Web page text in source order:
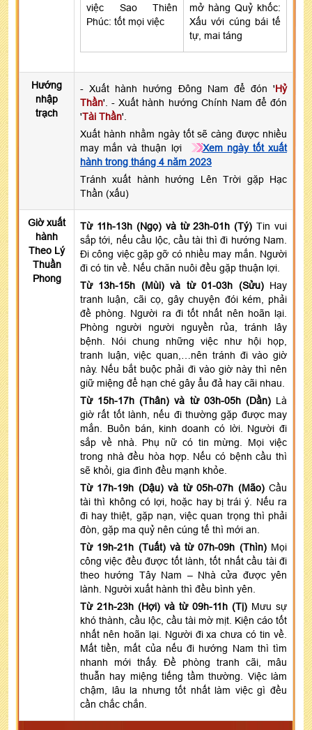
việc Sao Thiên
Phúc: tốt mọi việc
mở hàng Quỷ khốc:
Xấu với cúng bái tế
tự, mai táng
Hướng
nhập
trạch
- Xuất hành hướng Đông Nam để đón 'Hỷ
Thần'. - Xuất hành hướng Chính Nam để đón
'Tài Thần'.
Xuất hành nhằm ngày tốt sẽ càng được nhiều
may mắn và thuận lợi
Xem ngày tốt xuất
hành trong tháng 4 năm 2023
Tránh xuất hành hướng Lên Trời gặp Hạc
Thần (xấu)
Giờ xuất
hành
Theo Lý
Thuần
Phong
Từ 11h-13h (Ngọ) và từ 23h-01h (Tý) Tin vui
sắp tới, nếu cầu lộc, cầu tài thì đi hướng Nam.
Đi công việc gặp gỡ có nhiều may mắn. Người
đi có tin về. Nếu chăn nuôi đều gặp thuận lợi.
Từ 13h-15h (Mùi) và từ 01-03h (Sửu) Hay
tranh luận, cãi cọ, gây chuyện đói kém, phải
đề phòng. Người ra đi tốt nhất nên hoãn lại.
Phòng người người nguyền rủa, tránh lây
bệnh. Nói chung những việc như hội họp,
tranh luận, việc quan,…nên tránh đi vào giờ
này. Nếu bắt buộc phải đi vào giờ này thì nên
giữ miệng để hạn ché gây ẩu đả hay cãi nhau.
Từ 15h-17h (Thân) và từ 03h-05h (Dần) Là
giờ rất tốt lành, nếu đi thường gặp được may
mắn. Buôn bán, kinh doanh có lời. Người đi
sắp về nhà. Phụ nữ có tin mừng. Mọi việc
trong nhà đều hòa hợp. Nếu có bệnh cầu thì
sẽ khỏi, gia đình đều mạnh khỏe.
Từ 17h-19h (Dậu) và từ 05h-07h (Mão) Cầu
tài thì không có lợi, hoặc hay bị trái ý. Nếu ra
đi hay thiệt, gặp nạn, việc quan trọng thì phải
đòn, gặp ma quỷ nên cúng tế thì mới an.
Từ 19h-21h (Tuất) và từ 07h-09h (Thìn) Mọi
công việc đều được tốt lành, tốt nhất cầu tài đi
theo hướng Tây Nam – Nhà cửa được yên
lành. Người xuất hành thì đều bình yên.
Từ 21h-23h (Hợi) và từ 09h-11h (Tị) Mưu sự
khó thành, cầu lộc, cầu tài mờ mịt. Kiện cáo tốt
nhất nên hoãn lại. Người đi xa chưa có tin về.
Mất tiền, mất của nếu đi hướng Nam thì tìm
nhanh mới thấy. Đề phòng tranh cãi, mâu
thuẫn hay miệng tiếng tầm thường. Việc làm
chậm, lâu la nhưng tốt nhất làm việc gì đều
cần chắc chắn.